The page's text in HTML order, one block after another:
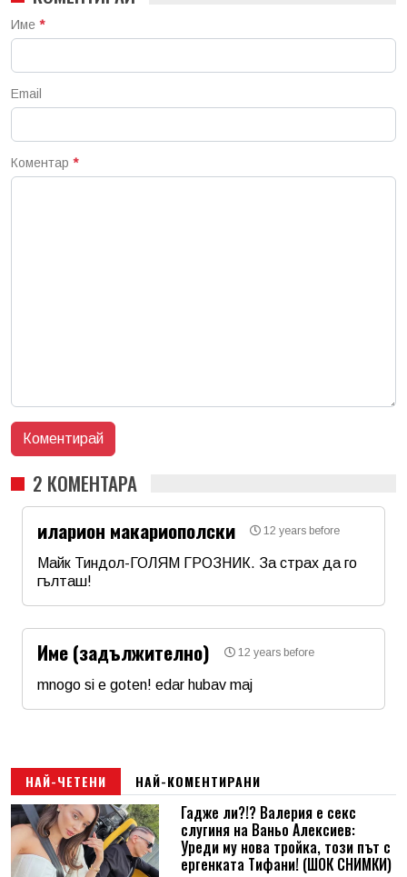
Име *
Email
Коментар *
2 КОМЕНТАРА
иларион макариополски
12 years before
Майк Тиндол-ГОЛЯМ ГРОЗНИК. За страх да го
гълташ!
Име (задължително) 12 years before
mnogo si e goten! edar hubav maj
Email
Коментар*
НАЙ-ЧЕТЕНИ НАЙ-КОМЕНТИРАНИ
Гадже ли?!? Валерия е секс
слугиня на Ваньо Алексиев:
Уреди му нова тройка, този път с
ергенката Тифани! (ШОК СНИМКИ)